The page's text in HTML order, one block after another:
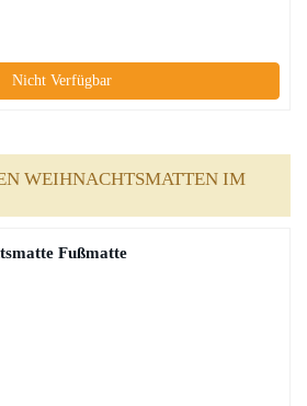
Nicht Verfügbar
WEIHNACHTSMATTEN IM
Fußmatte